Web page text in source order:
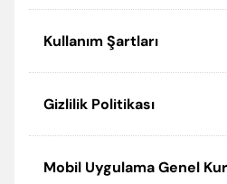
Kullanım Şartları
Gizlilik Politikası
Mobil Uygulama Genel